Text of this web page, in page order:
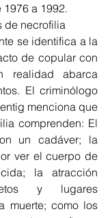
1976 a 1992.
de necrofilia
se identifica a la
de copular con
realidad abarca
El criminólogo
menciona que
comprenden: El
un cadáver; la
ver el cuerpo de
la atracción
y lugares
muerte; como los